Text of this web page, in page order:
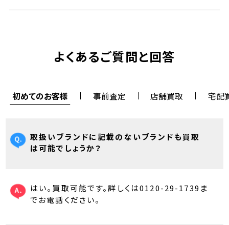
よくあるご質問と回答
初めてのお客様 事前査定 店舗買取 宅配
取扱いブランドに記載のないブランドも買取
は可能でしょうか？
はい。買取可能です。詳しくは0120-29-1739ま
でお電話ください。